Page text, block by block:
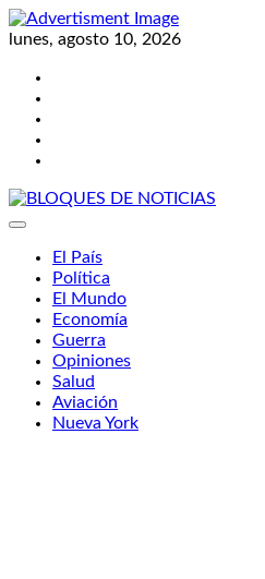
Skip
tolunes, agosto 10, 2026
El País
Política
El Mundo
Economía
Guerra
Opiniones
Salud
Aviación
Nueva York